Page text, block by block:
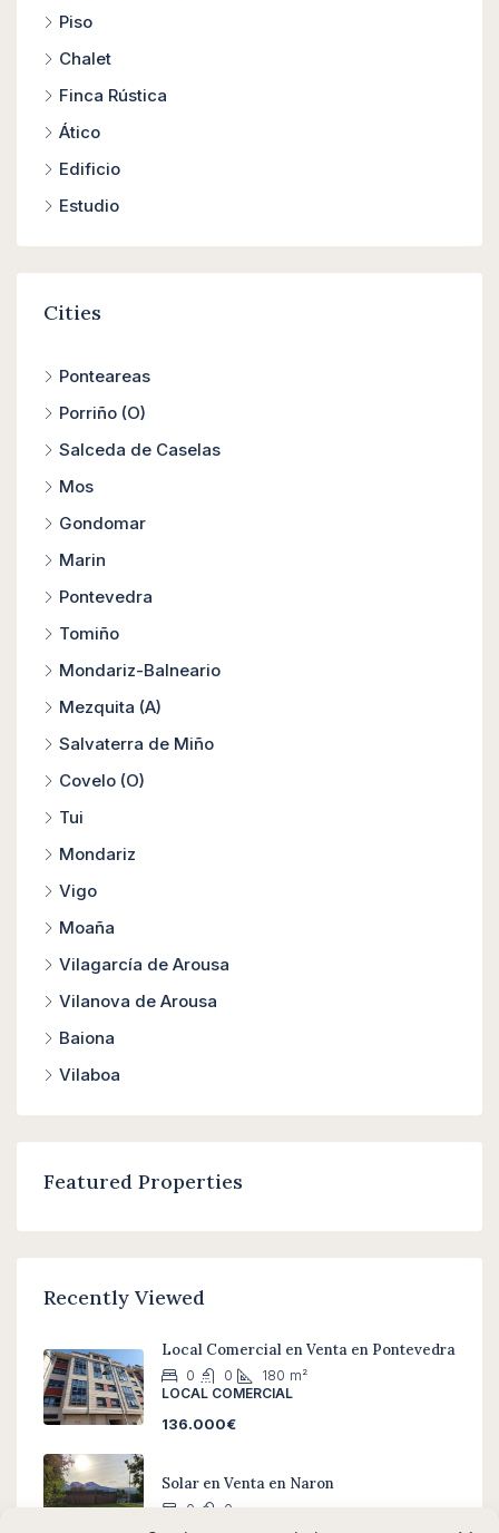
Piso
Chalet
Finca Rústica
Ático
Edificio
Estudio
Cities
Ponteareas
Porriño (O)
Salceda de Caselas
Mos
Gondomar
Marin
Pontevedra
Tomiño
Mondariz-Balneario
Mezquita (A)
Salvaterra de Miño
Covelo (O)
Tui
Mondariz
Vigo
Moaña
Vilagarcía de Arousa
Vilanova de Arousa
Baiona
Vilaboa
Featured Properties
Recently Viewed
Local Comercial en Venta en Pontevedra
0 0 180 m²
LOCAL COMERCIAL
136.000€
Solar en Venta en Naron
0
0